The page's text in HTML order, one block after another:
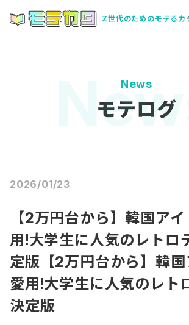
Z世代のためのモテるカ
News
モテログ
2026/01/23
【2万円台から】韓国ア
用!大学生に人気のレトロ
定版【2万円台から】韓国
愛用!大学生に人気のレト
決定版